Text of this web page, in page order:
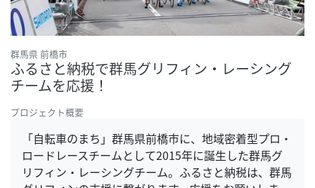
群馬県 前橋市
ふるさと納税で群馬グリフィン・レーシング
チームを応援！
プロジェクト概要
「自転車のまち」群馬県前橋市に、地域密着型プロ・
ロードレースチームとして2015年に誕生した群馬グ
リフィン・レーシングチーム。ふるさと納税は、群馬